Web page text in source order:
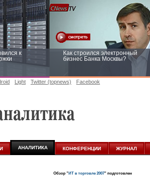
к
Как строился электронный
бизнес Банка Москвы?
Light Twitter (topnews) Facebook
АНАЛИТИКА КОНФЕРЕНЦИИ ЖУРНАЛ
Обзор "ИТ в торговле 2007" подготовлен